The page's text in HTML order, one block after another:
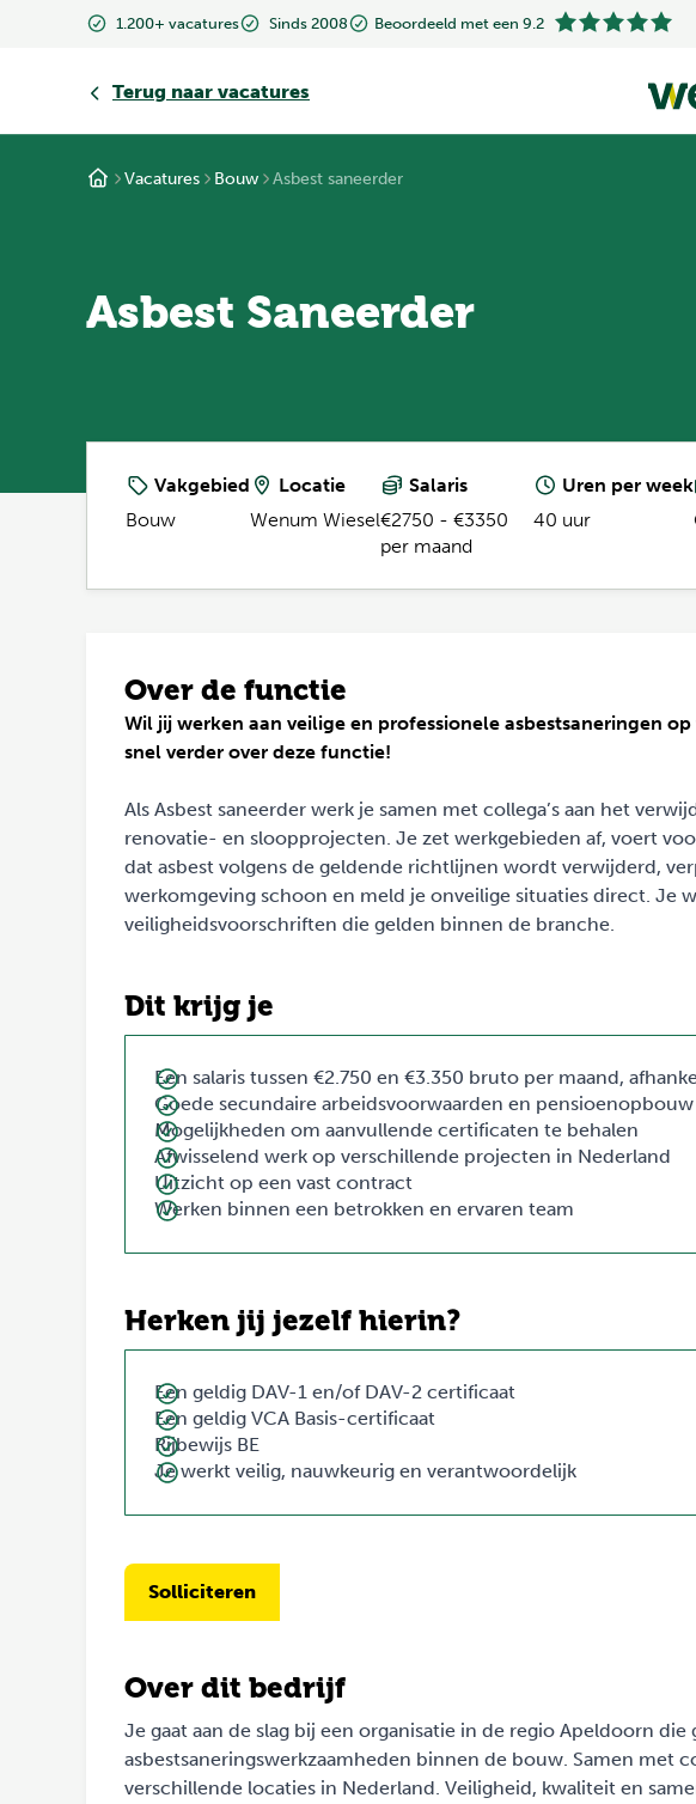
1.200+ vacatures Sinds 2008 Beoordeeld met een 9.2
Terug naar vacatures
Vacatures Bouw Asbest saneerder
Asbest Saneerder
Vakgebied
Bouw
Locatie
Wenum Wiesel
Salaris
€2750 - €3350
per maand
Uren per week
40 uur
Over de functie
Wil jij werken aan veilige en professionele asbestsaneringen
snel verder over deze functie!
Als Asbest saneerder werk je samen met collega’s aan het
renovatie- en sloopprojecten. Je zet werkgebieden af, voert
dat asbest volgens de geldende richtlijnen wordt verwijderd,
werkomgeving schoon en meld je onveilige situaties direct. Je
veiligheidsvoorschriften die gelden binnen de branche.
Dit krijg je
Een salaris tussen €2.750 en €3.350 bruto per maand,
Goede secundaire arbeidsvoorwaarden en pensioenopbouw
Mogelijkheden om aanvullende certificaten te behalen
Afwisselend werk op verschillende projecten in Nederland
Uitzicht op een vast contract
Werken binnen een betrokken en ervaren team
Herken jij jezelf hierin?
Een geldig DAV-1 en/of DAV-2 certificaat
Een geldig VCA Basis-certificaat
Rijbewijs BE
Je werkt veilig, nauwkeurig en verantwoordelijk
Solliciteren
Over dit bedrijf
Je gaat aan de slag bij een organisatie in de regio Apeldoorn
asbestsaneringswerkzaamheden binnen de bouw. Samen met
verschillende locaties in Nederland. Veiligheid, kwaliteit en